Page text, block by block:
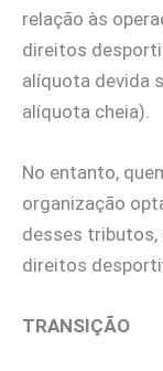
relação às
direitos
alíquota devida
alíquota cheia).
No entanto,
organização
desses tributos,
direitos
TRANSIÇÃO